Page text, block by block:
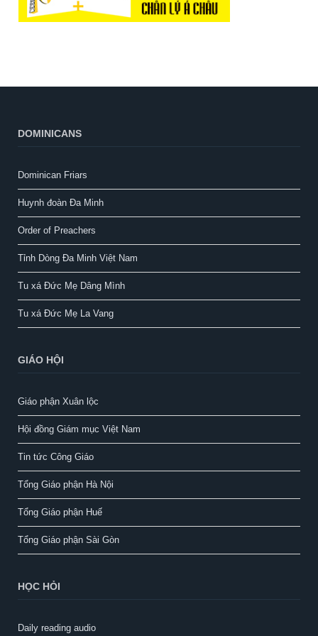
DOMINICANS
Dominican Friars
Huynh đoàn Đa Minh
Order of Preachers
Tỉnh Dòng Đa Minh Việt Nam
Tu xá Đức Mẹ Dâng Mình
Tu xá Đức Mẹ La Vang
GIÁO HỘI
Giáo phận Xuân lộc
Hội đồng Giám mục Việt Nam
Tin tức Công Giáo
Tổng Giáo phận Hà Nội
Tổng Giáo phận Huế
Tổng Giáo phận Sài Gòn
HỌC HỎI
Daily reading audio